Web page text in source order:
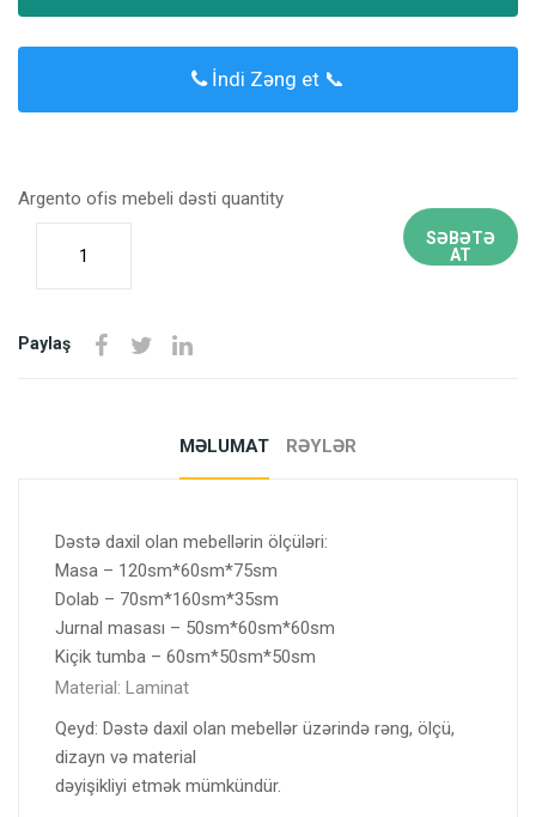
İndi Zəng et 📞
Argento ofis mebeli dəsti quantity
SƏBƏTƏ
AT
Paylaş
MƏLUMAT RƏYLƏR
Dəstə daxil olan mebellərin ölçüləri:
Masa – 120sm*60sm*75sm
Dolab – 70sm*160sm*35sm
Jurnal masası – 50sm*60sm*60sm
Kiçik tumba – 60sm*50sm*50sm
Material: Laminat
Qeyd: Dəstə daxil olan mebellər üzərində rəng, ölçü,
dizayn və material
dəyişikliyi etmək mümkündür.